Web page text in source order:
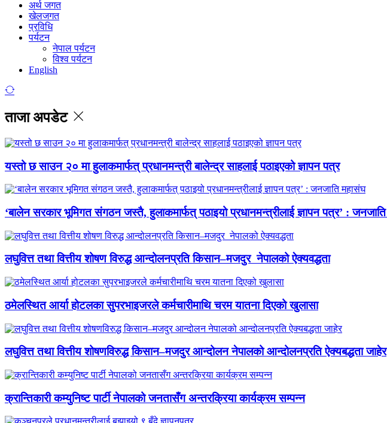
अर्थ जगत
खेलजगत
प्रविधि
पर्यटन
नेपाल पर्यटन
विश्व पर्यटन
English
ताजा अपडेट
यस्तो छ साउन २० मा हुलाकमार्फत् प्रधानमन्त्री बालेन्द्र साहलाई पठाइएको ज्ञापन पत्र
‘बालेन सरकार भूमिगत संगठन जस्तै, हुलाकमार्फत् पठाइयो प्रधानमन्त्रीलाई ज्ञापन पत्र’ :
लघुवित्त तथा वित्तीय शोषण विरुद्ध आन्दोलनप्रति किसान–मजदुर नेपालको ऐक्यवद्धता
ठमेलस्थित आर्या होटलका सुपरभाइजरले कर्मचारीमाथि चरम यातना दिएको खुलासा
लघुवित्त तथा वित्तीय शोषणविरुद्ध किसान–मजदुर आन्दोलन नेपालको आन्दोलनप्रति ऐक्यबद्धता जाहेर
क्रान्तिकारी कम्युनिष्ट पार्टी नेपालको जनतासँग अन्तरक्रिया कार्यक्रम सम्पन्न